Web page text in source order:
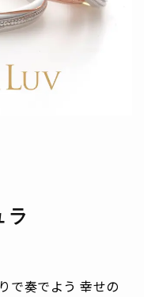
ラ
で奏でよう 幸せの